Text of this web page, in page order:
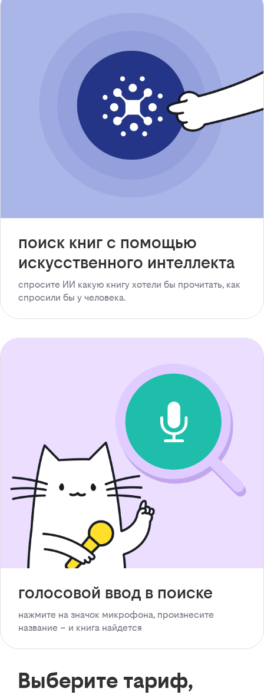
поиск книг с помощью
искусственного интеллекта
спросите ИИ какую книгу хотели бы прочитать, как
спросили бы у человека.
голосовой ввод в поиске
нажмите на значок микрофона, произнесите
название – и книга найдется
Выберите тариф,